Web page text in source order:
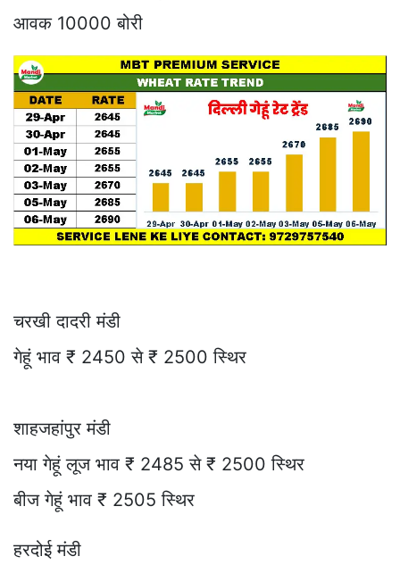
आवक 10000 बोरी
चरखी दादरी मंडी
गेहूं भाव ₹ 2450 से ₹ 2500 स्थिर
शाहजहांपुर मंडी
नया गेहूं लूज भाव ₹ 2485 से ₹ 2500 स्थिर
बीज गेहूं भाव ₹ 2505 स्थिर
हरदोई मंडी